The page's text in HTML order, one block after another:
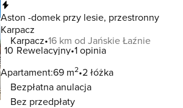
Aston -domek przy lesie, przestronny
Karpacz
Karpacz 16 km od Jańskie Łaźnie
10 Rewelacyjny 1 opinia
Apartament:69 m2 2 łóżka
Bezpłatna anulacja
Bez przedpłaty